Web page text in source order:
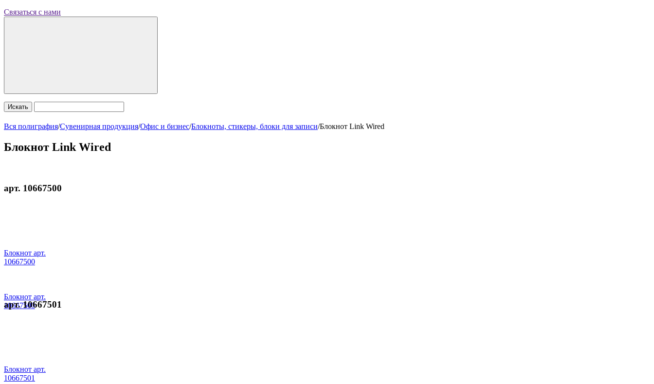
Связаться с нами
Искать
Вся полиграфия/Сувенирная продукция/Офис и бизнес/Блокноты, стикеры, блоки для записи/Блокнот Link Wired
Блокнот Link Wired
арт. 10667500
Блокнот арт.
10667500
Блокнот арт.
10667500
арт. 10667501
Блокнот арт.
10667501